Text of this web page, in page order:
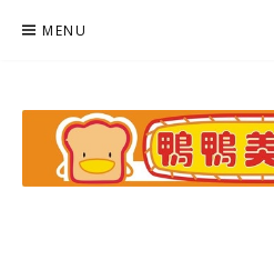
MENU